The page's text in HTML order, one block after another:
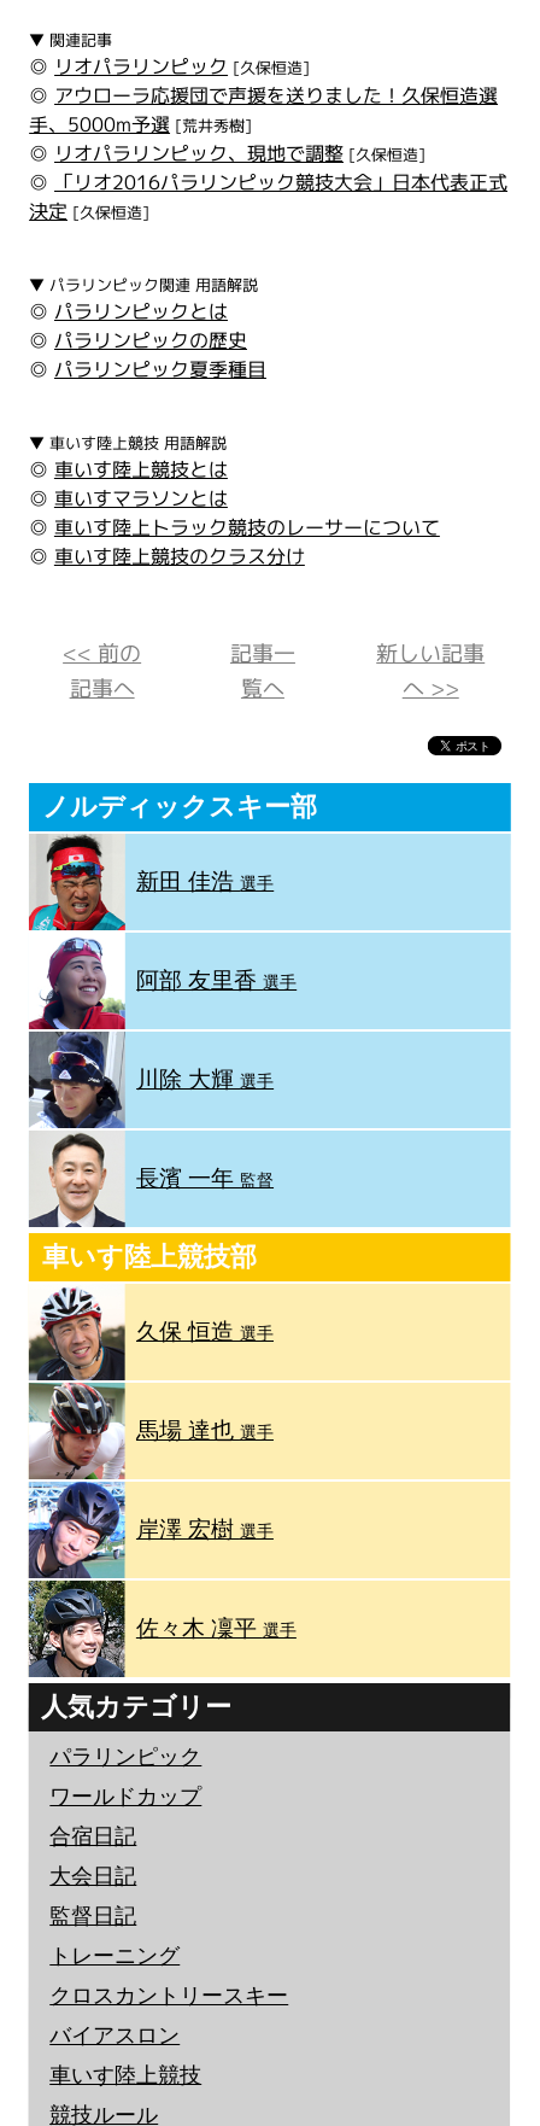
▼ 関連記事
◎ リオパラリンピック [久保恒造]
◎ アウローラ応援団で声援を送りました！久保恒造選
手、5000m予選 [荒井秀樹]
◎ リオパラリンピック、現地で調整 [久保恒造]
◎ 「リオ2016パラリンピック競技大会」日本代表正式
決定 [久保恒造]
▼ パラリンピック関連 用語解説
◎ パラリンピックとは
◎ パラリンピックの歴史
◎ パラリンピック夏季種目
▼ 車いす陸上競技 用語解説
◎ 車いす陸上競技とは
◎ 車いすマラソンとは
◎ 車いす陸上トラック競技のレーサーについて
◎ 車いす陸上競技のクラス分け
<< 前の
記事へ
記事一
覧へ
新しい記事
へ >>
ノルディックスキー部
新田 佳浩選手
阿部 友里香選手
川除 大輝選手
長濱 一年 監督
車いす陸上競技部
久保 恒造選手
馬場 達也 選手
岸澤 宏樹 選手
佐々木 凜平 選手
人気カテゴリー
パラリンピック
ワールドカップ
合宿日記
大会日記
監督日記
トレーニング
クロスカントリースキー
バイアスロン
車いす陸上競技
競技ルール